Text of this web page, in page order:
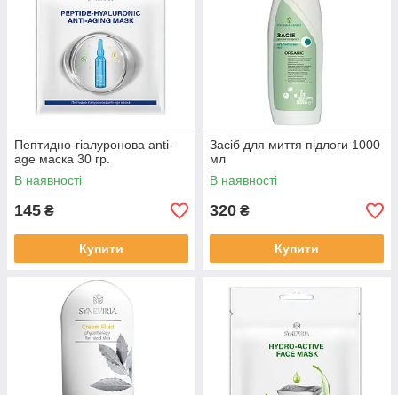
Пептидно-гіалуронова anti-
age маска 30 гр.
В наявності
145 ₴
Купити
Засіб для миття підлоги 1000
мл
В наявності
320 ₴
Купити